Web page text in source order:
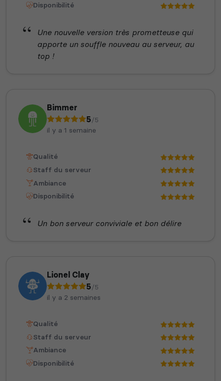
Disponibilité
Une nouvelle version très prometteuse qui
apporte un souffle nouveau au serveur, au
top !
Bimmer
5/5
il y a 1 semaine
Qualité
Staff du serveur
Ambiance
Disponibilité
Un bon serveur conviviale et bon délire
Lionel Clay
5/5
il y a 2 semaines
Qualité
Staff du serveur
Ambiance
Disponibilité